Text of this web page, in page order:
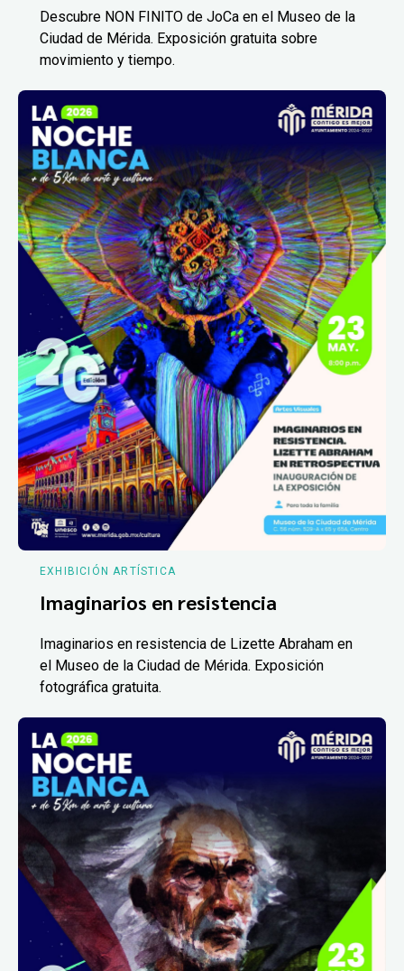
Descubre NON FINITO de JoCa en el Museo de la
Ciudad de Mérida. Exposición gratuita sobre
movimiento y tiempo.
EXHIBICIÓN ARTÍSTICA
Imaginarios en resistencia
Imaginarios en resistencia de Lizette Abraham en
el Museo de la Ciudad de Mérida. Exposición
fotográfica gratuita.